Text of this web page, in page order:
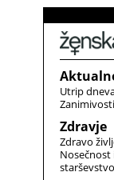
Utrip
Zanimivosti
Zdravje
Zdravo
starševstvo